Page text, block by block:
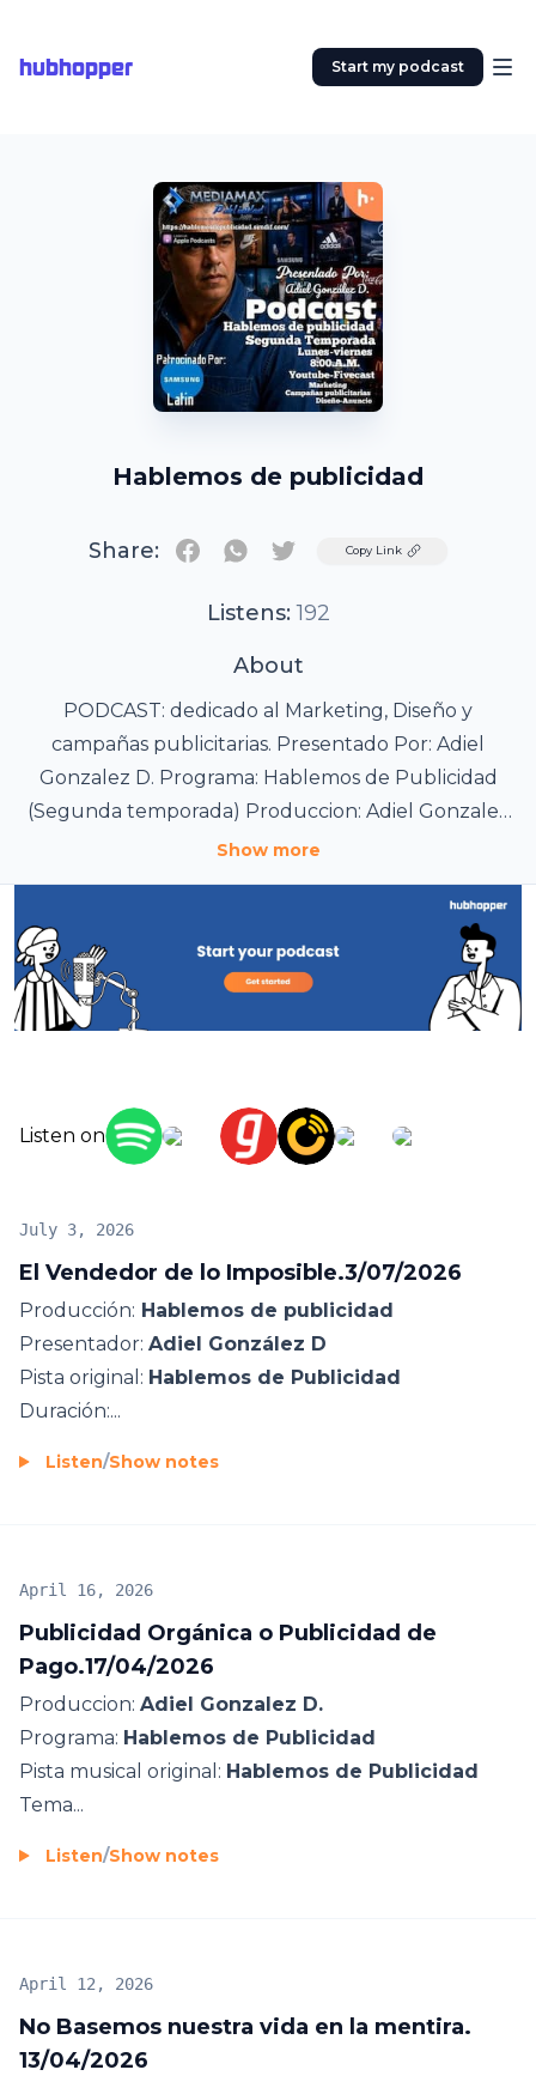
hubhopper Start my podcast
Hablemos de publicidad
Share: TwitterCopy Link
Listens: 192
About
PODCAST: dedicado al Marketing, Diseño y
campañas publicitarias. Presentado Por: Adiel
Gonzalez D. Programa: Hablemos de Publicidad
(Segunda temporada) Produccion: Adiel Gonzalez
D. Patrocinadores: Canal cristocentrico + En
https://hablemosdepublicidad.simdif.com/
Hablemos de Publicidad Audio Web
https://podcast.page/websites/hablemos-de-
Show more
Listen on
El Vendedor de lo Imposible.3/07/2026
July 3, 2026
Producción: Hablemos de publicidad
Presentador: Adiel González D
Pista original: Hablemos de Publicidad
Duración:...
Listen/Show notes
Publicidad Orgánica o Publicidad de
Pago.17/04/2026
April 16, 2026
Produccion: Adiel Gonzalez D.
Programa: Hablemos de Publicidad
Pista musical original: Hablemos de Publicidad
Tema...
Listen/Show notes
No Basemos nuestra vida en la mentira.
13/04/2026
April 12, 2026